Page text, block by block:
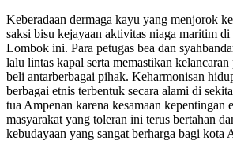
Keberadaan dermaga kayu yang menjorok
saksi bisu kejayaan aktivitas niaga maritim
Lombok ini. Para petugas bea dan
lalu lintas kapal serta memastikan kelancaran
beli antarberbagai pihak. Keharmonisan
berbagai etnis terbentuk secara alami di
tua Ampenan karena kesamaan kepentingan
masyarakat yang toleran ini terus bertahan
kebudayaan yang sangat berharga bagi kota